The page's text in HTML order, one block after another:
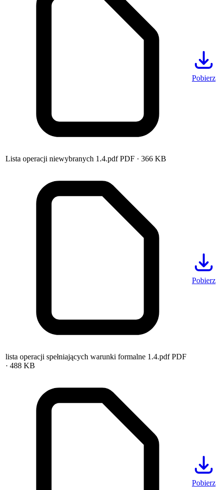
Lista operacji niewybranych 1.4.pdf PDF · 366 KB
Pobierz
lista operacji spełniających warunki formalne 1.4.pdf PDF
· 488 KB
Pobierz
Pobierz